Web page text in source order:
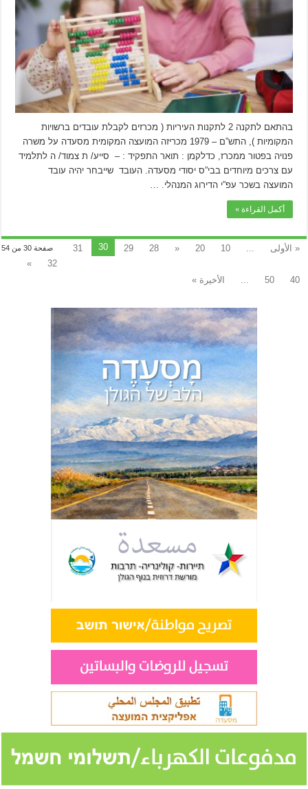
בהתאם לתקנה 2 לתקנות העיריות ( מכרזים לקבלת עובדים ברשויות
המקומיות ), התש”ם – 1979 מכריזה המועצה המקומית מסעדה על משרה
פנויה בפטור ממכרז, כדלקמן : תואר התפקיד : – סייע/ ת צמוד/ ה לתלמיד
עם צרכים מיוחדים בבי”ס יסודי מסעדה. העובד שייבחר יהיה עובד
המועצה בשכר עפ”י הדירוג המנהלי. …
أكمل القراءة »
صفحة 30 من 54 « الأولى ...
10
20
«
28
29
30
31
32
»
40
50
... الأخيرة »